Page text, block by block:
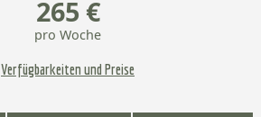
265 €
pro Woche
Verfügbarkeiten und Preise